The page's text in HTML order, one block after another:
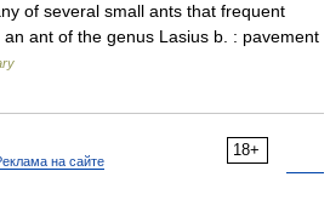
of several small ants that frequent
ant of the genus Lasius b. : pavement
18+
на сайте